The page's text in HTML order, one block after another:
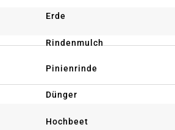
Erde
Rindenmulch
Pinienrinde
Dünger
Hochbeet